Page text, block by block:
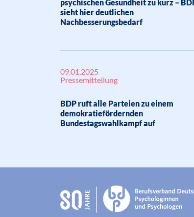
psychischen Gesundheit zu kurz –
sieht hier deutlichen
Nachbesserungsbedarf
09.01.2025
Pressemitteilung
BDP ruft alle Parteien zu einem
demokratiefördernden
Bundestagswahlkampf auf